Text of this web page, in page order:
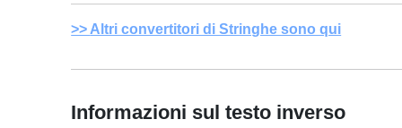
Altri convertitori di Stringhe sono qui
Informazioni sul testo inverso